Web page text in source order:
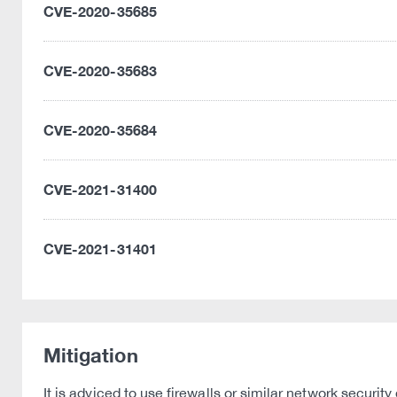
CVE-2020-35685
CVE-2020-35683
CVE-2020-35684
CVE-2021-31400
CVE-2021-31401
Mitigation
It is adviced to use firewalls or similar network